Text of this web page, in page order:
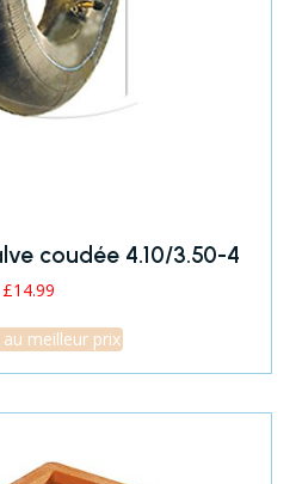
coudée 4.10/3.50-4
£14.99
meilleur prix